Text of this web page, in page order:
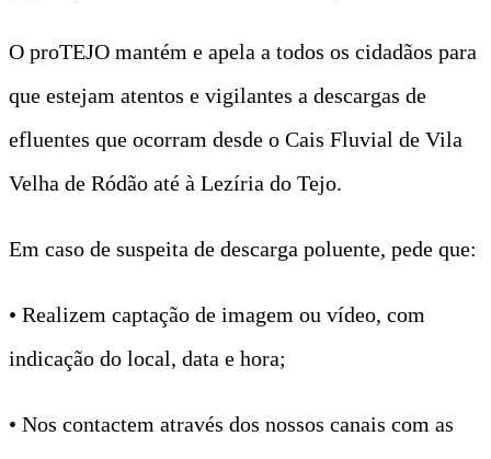
O proTEJO mantém e apela a todos os cidadãos para
que estejam atentos e vigilantes a descargas de
efluentes que ocorram desde o Cais Fluvial de Vila
Velha de Ródão até à Lezíria do Tejo.
Em caso de suspeita de descarga poluente, pede que:
• Realizem captação de imagem ou vídeo, com
indicação do local, data e hora;
• Nos contactem através dos nossos canais com as